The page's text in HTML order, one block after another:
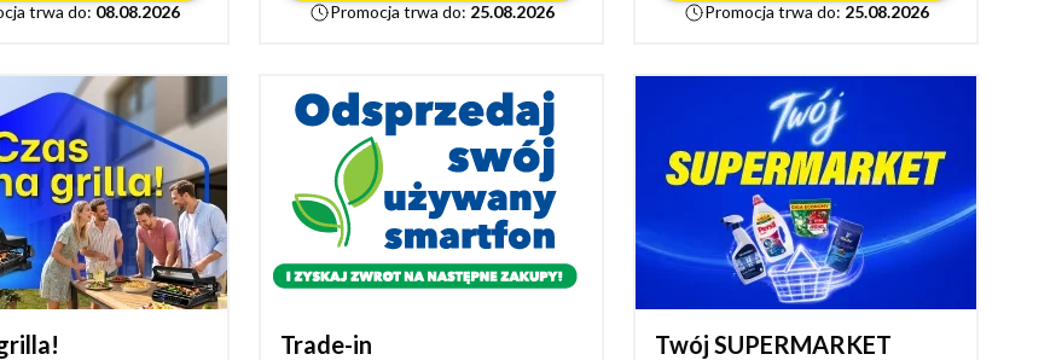
trwa do: 08.08.2026
Promocja trwa do: 25.08.2026
Promocja trwa do: 25.08.2026
Trade-in Twój SUPERMARKET